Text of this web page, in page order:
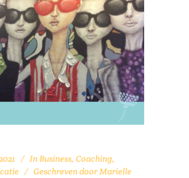
In Business, Coaching,
Geschreven doorMarielle